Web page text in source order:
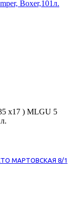
х17 ) MLGU 5
МАРТОВСКАЯ 8/1